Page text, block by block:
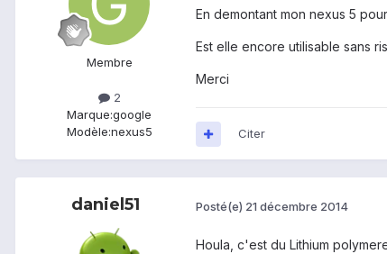
Membre
2
Marque:google
Modèle:nexus5
En demontant mon nexus 5
Est elle encore utilisable sans
Merci
Citer
daniel51 Posté(e) 21 décembre 2014
Houla, c'est du Lithium